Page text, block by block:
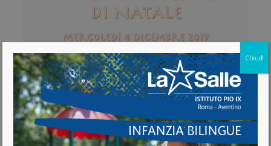
Chiudi